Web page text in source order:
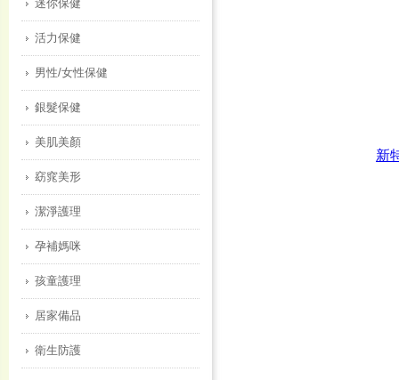
迷你保健
活力保健
男性/女性保健
銀髮保健
美肌美顏
窈窕美形
潔淨護理
孕補媽咪
孩童護理
居家備品
衛生防護